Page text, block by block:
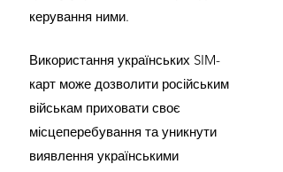
керування ними.
Використання українських SIM-
карт може дозволити російським
військам приховати своє
місцеперебування та уникнути
виявлення українськими